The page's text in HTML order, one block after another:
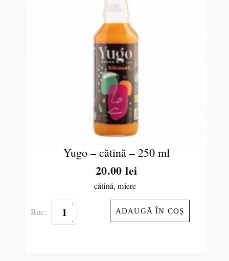
Yugo – cătină – 250 ml
20.00lei
cătină, miere
Buc: ADAUGĂ ÎN COȘ